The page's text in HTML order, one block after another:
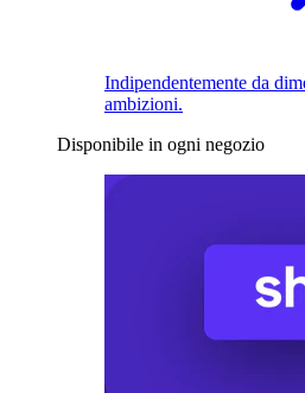
Indipendentemente da
ambizioni.
Disponibile in ogni negozio